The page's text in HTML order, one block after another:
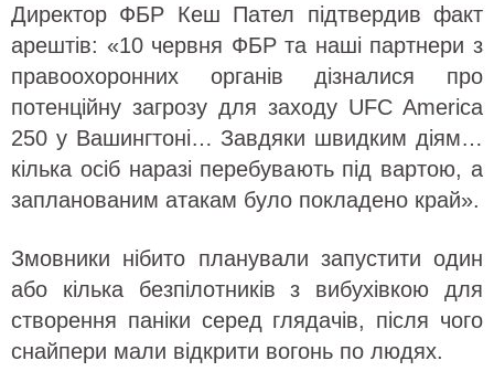
Директор ФБР Кеш Пател підтвердив факт
арештів: «10 червня ФБР та наші партнери з
правоохоронних органів дізналися про
потенційну загрозу для заходу UFC America
250 у Вашингтоні… Завдяки швидким діям…
кілька осіб наразі перебувають під вартою, а
запланованим атакам було покладено край».
Змовники нібито планували запустити один
або кілька безпілотників з вибухівкою для
створення паніки серед глядачів, після чого
снайпери мали відкрити вогонь по людях.